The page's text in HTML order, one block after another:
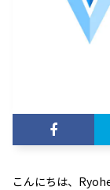
こんにちは、